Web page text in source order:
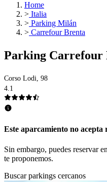
Home
> Italia
> Parking Milán
> Carrefour Brenta
Parking Carrefour
Corso Lodi, 98
4.1
Este aparcamiento no acepta
Sin embargo, puedes reservar
te proponemos.
Buscar parkings cercanos